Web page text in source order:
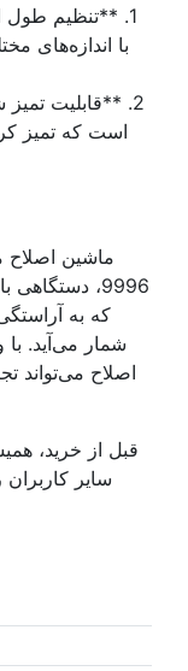
1. **تنظیم طول
با اندازه‌های
2. **قابلیت
است که تمیز
9996،
که به
شمار می‌آید.
اصلاح می‌تواند
قبل از خرید،
سایر